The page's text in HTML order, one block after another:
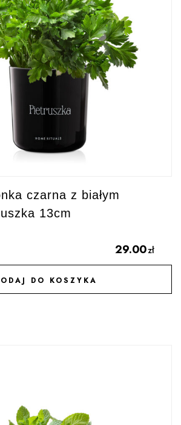
czarna z białym
13cm
29.00zł
DO KOSZYKA
DO ULUBIONYCH